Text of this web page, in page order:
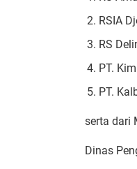
RSIA
RS
PT.
PT.
serta dari
Dinas